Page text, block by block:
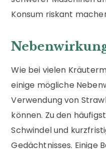
Konsum riskant
Wie bei vielen
einige mögliche
Verwendung von
können. Zu den
Schwindel und
Gedächtnisses. Einige